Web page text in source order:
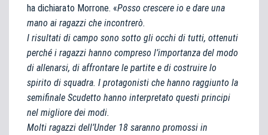
ha dichiarato Morrone. «Posso crescere io e dare una
mano ai ragazzi che incontrerò.
I risultati di campo sono sotto gli occhi di tutti, ottenuti
perché i ragazzi hanno compreso l’importanza del modo
di allenarsi, di affrontare le partite e di costruire lo
spirito di squadra. I protagonisti che hanno raggiunto la
semifinale Scudetto hanno interpretato questi principi
nel migliore dei modi.
Molti ragazzi dell’Under 18 saranno promossi in